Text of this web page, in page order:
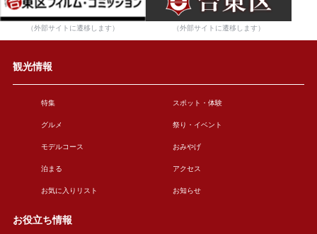
（外部サイトに遷移します） （外部サイトに遷移します）
観光情報
特集 スポット・体験
グルメ 祭り・イベント
モデルコース おみやげ
泊まる アクセス
お気に入りリスト お知らせ
お役立ち情報